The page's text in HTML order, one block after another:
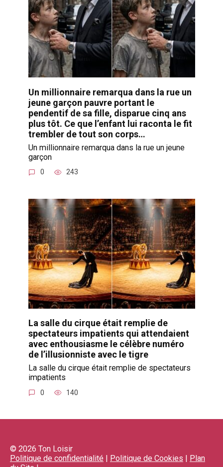
Un millionnaire remarqua dans la rue un
jeune garçon pauvre portant le
pendentif de sa fille, disparue cinq ans
plus tôt. Ce que l’enfant lui raconta le fit
trembler de tout son corps…
Un millionnaire remarqua dans la rue un jeune
garçon
0 243
La salle du cirque était remplie de
spectateurs impatients qui attendaient
avec enthousiasme le célèbre numéro
de l’illusionniste avec le tigre
La salle du cirque était remplie de spectateurs
impatients
0 140
© 2026 Ton Loisir
Politique de confidentialité
Politique de Cookies
Plan